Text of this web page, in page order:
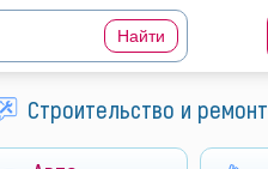
Строительство и ремонт